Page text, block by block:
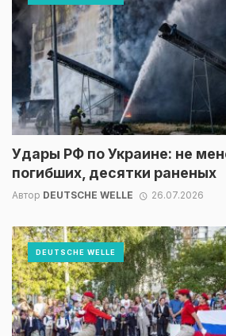
Удары РФ по Украине: не
погибших, десятки раненых
Автор DEUTSCHE WELLE 26.07.2026
DEUTSCHE WELLE